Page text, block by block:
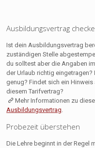
Ausbildungsvertrag
Ist dein Ausbildungsvertrag
zuständigen Stelle
du solltest aber die Angaben
der Urlaub richtig
genug? Findet sich ein
diesem Tarifvertrag?
Mehr Informationen zu
Ausbildungsvertrag.
Probezeit überstehen
Die Lehre beginnt in der Regel